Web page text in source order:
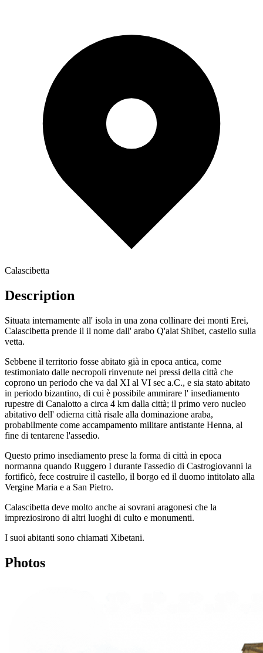
Calascibetta
Description
Situata internamente all' isola in una zona collinare dei monti Erei,
Calascibetta prende il il nome dall' arabo Q'alat Shibet, castello sulla
vetta.
Sebbene il territorio fosse abitato già in epoca antica, come
testimoniato dalle necropoli rinvenute nei pressi della città che
coprono un periodo che va dal XI al VI sec a.C., e sia stato abitato
in periodo bizantino, di cui è possibile ammirare l' insediamento
rupestre di Canalotto a circa 4 km dalla città; il primo vero nucleo
abitativo dell' odierna città risale alla dominazione araba,
probabilmente come accampamento militare antistante Henna, al
fine di tentarene l'assedio.
Questo primo insediamento prese la forma di città in epoca
normanna quando Ruggero I durante l'assedio di Castrogiovanni la
fortificò, fece costruire il castello, il borgo ed il duomo intitolato alla
Vergine Maria e a San Pietro.
Calascibetta deve molto anche ai sovrani aragonesi che la
impreziosirono di altri luoghi di culto e monumenti.
I suoi abitanti sono chiamati Xibetani.
Photos